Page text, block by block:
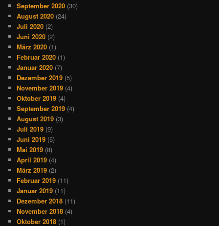
September 2020 (30)
August 2020 (24)
Juli 2020 (2)
Juni 2020 (2)
März 2020 (1)
Februar 2020 (1)
Januar 2020 (7)
Dezember 2019 (5)
November 2019 (4)
Oktober 2019 (4)
September 2019 (4)
August 2019 (3)
Juli 2019 (9)
Juni 2019 (5)
Mai 2019 (8)
April 2019 (4)
März 2019 (2)
Februar 2019 (11)
Januar 2019 (11)
Dezember 2018 (11)
November 2018 (4)
Oktober 2018 (1)